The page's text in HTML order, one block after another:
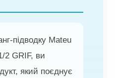
підводку Mateu
2 GRIF, ви
який поєднує